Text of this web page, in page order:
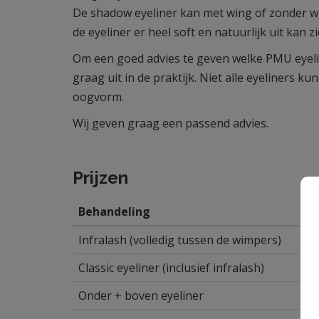
De shadow eyeliner kan met wing of zonder
de eyeliner er heel soft en natuurlijk uit kan
Om een goed advies te geven welke PMU
graag uit in de praktijk. Niet alle eyeliners
oogvorm.
Wij geven graag een passend advies.
Prijzen
Behandeling
Infralash (volledig tussen de wimpers)
Classic eyeliner (inclusief infralash)
Onder + boven eyeliner